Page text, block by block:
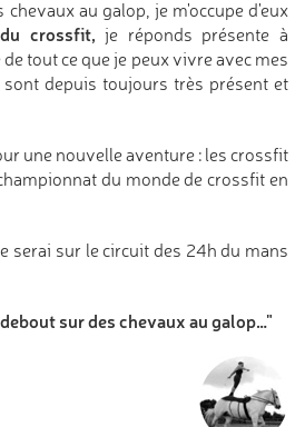
chevaux au galop, je m'occupe d'eux
crossfit, je réponds présente à
tout ce que je peux vivre avec mes
depuis toujours très présent et
une nouvelle aventure : les crossfit
du monde de crossfit en
serai sur le circuit des 24h du mans
sur des chevaux au galop…"